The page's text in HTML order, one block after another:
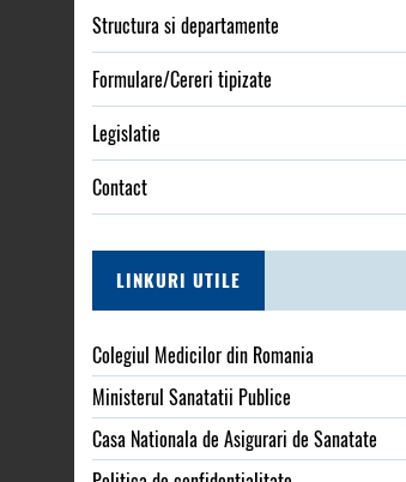
Structura si departamente
Formulare/Cereri tipizate
Legislatie
Contact
LINKURI UTILE
Colegiul Medicilor din Romania
Ministerul Sanatatii Publice
Casa Nationala de Asigurari de Sanatate